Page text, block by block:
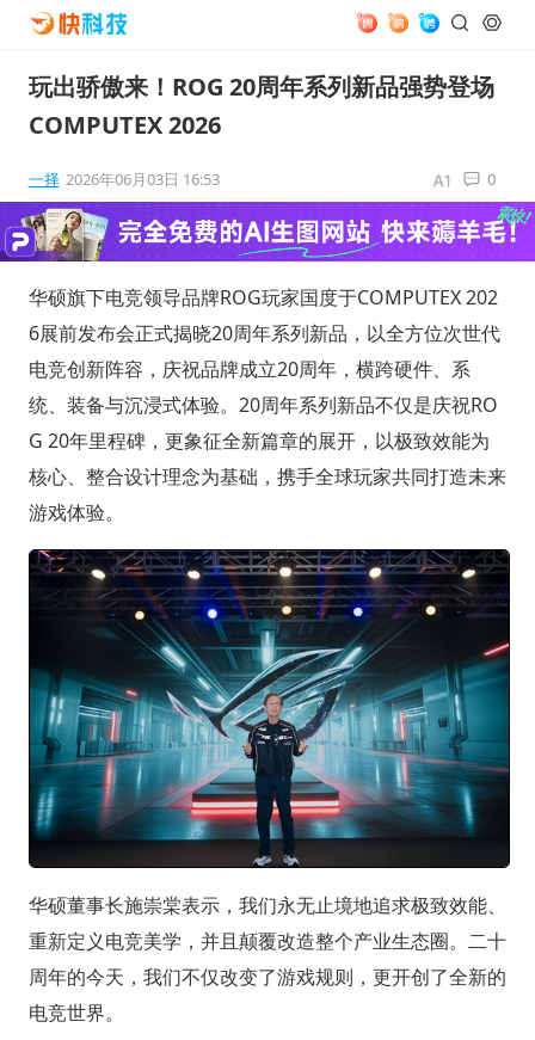
玩出骄傲来！ROG 20周年系列新品强势登场
COMPUTEX 2026
一择 2026年06月03日 16:53 0
华硕旗下电竞领导品牌ROG玩家国度于COMPUTEX 202
6展前发布会正式揭晓20周年系列新品，以全方位次世代
电竞创新阵容，庆祝品牌成立20周年，横跨硬件、系
统、装备与沉浸式体验。20周年系列新品不仅是庆祝RO
G 20年里程碑，更象征全新篇章的展开，以极致效能为
核心、整合设计理念为基础，携手全球玩家共同打造未来
游戏体验。
华硕董事长施崇棠表示，我们永无止境地追求极致效能、
重新定义电竞美学，并且颠覆改造整个产业生态圈。二十
周年的今天，我们不仅改变了游戏规则，更开创了全新的
电竞世界。